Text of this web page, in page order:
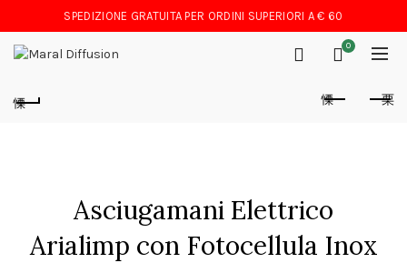
SPEDIZIONE GRATUITA PER ORDINI SUPERIORI A € 60
0
Asciugamani Elettrico
Arialimp con Fotocellula Inox